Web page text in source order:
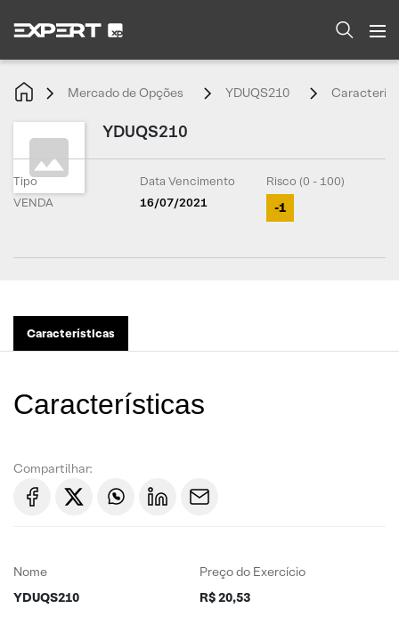
Mercado de Opções YDUQS210
YDUQS210
Tipo
VENDA
Data Vencimento
16/07/2021
Risco (0 - 100)
-1
Características
Características
Compartilhar:
Nome
YDUQS210
Preço do Exercício
R$ 20,53